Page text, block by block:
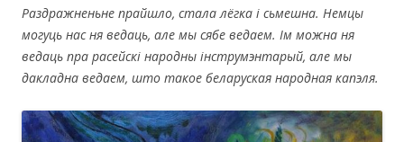
Раздражненьне прайшло, стала лёгка і сьмешна. Немцы
могуць нас ня ведаць, але мы сябе ведаем. Ім можна ня
ведаць пра расейскі народны інструмэнтарый, але мы
дакладна ведаем, што такое беларуская народная капэля.